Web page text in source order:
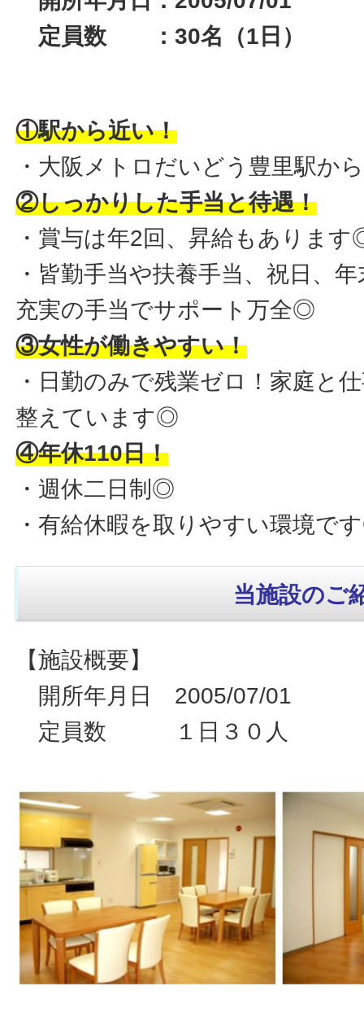
定員数 ：30名（1日）
①駅から近い！
・大阪メトロだいどう豊里駅か
②しっかりした手当と待遇！
・賞与は年2回、昇給もありま
・皆勤手当や扶養手当、祝日、
充実の手当でサポート万全◎
③女性が働きやすい！
・日勤のみで残業ゼロ！家庭と
整えています◎
④年休110日！
・週休二日制◎
・有給休暇を取りやすい環境で
当施設のご
【施設概要】
開所年月日 2005/07/01
定員数 １日３０人